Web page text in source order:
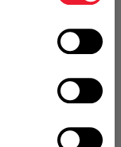
Handleliste